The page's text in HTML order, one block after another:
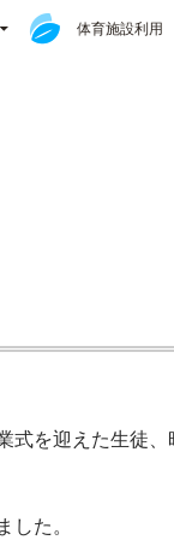
体育施設利用
式を迎えた生徒
した。